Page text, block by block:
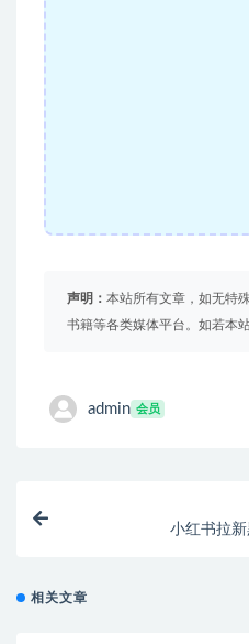
声明： 本站所有文章，如无特
书籍等各类媒体平台。如若本
admin 会员
小红书拉
相关文章